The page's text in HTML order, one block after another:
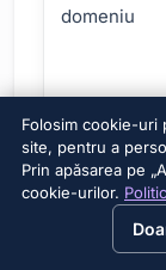
domeniu
Limbaj
(limbaj
Folosim cookie-uri
site, pentru a
Prin apăsarea pe
cookie-urilor.